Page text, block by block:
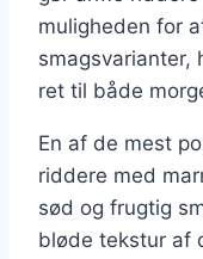
muligheden for
smagsvarianter,
ret til både
En af de mest
riddere med
sød og frugtig
bløde tekstur af